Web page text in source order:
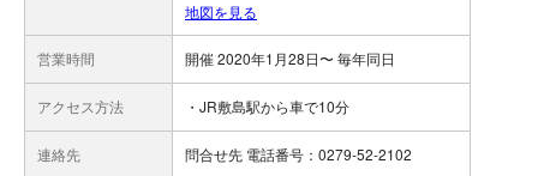
地図を見る
営業時間 開催 2020年1月28日〜 毎年同日
アクセス方法 ・JR敷島駅から車で10分
連絡先 問合せ先 電話番号：0279-52-2102